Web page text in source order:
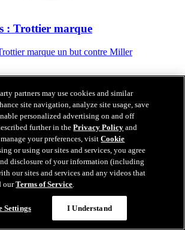
: Trottier marque
marque un but contre Miller
partners may use cookies and similar
site navigation, analyze site usage, save
personalized advertising on and off
further in thePrivacy Policy and
manage your preferences, visitCookie
or using our sites and services, you agree
disclosure of your information (including
our sites and services and any videos that
ourTerms of Service.
Settings I Understand